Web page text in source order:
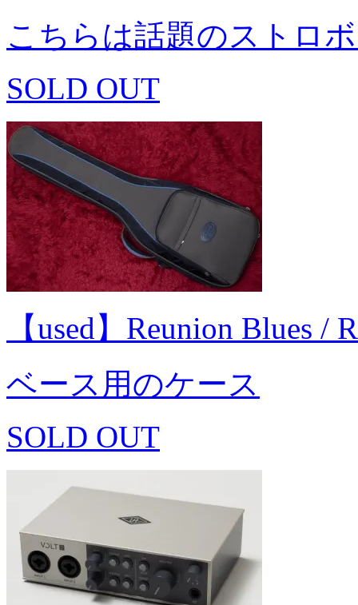
こちらは話題のストロ
SOLD OUT
【used】Reunion Blues /
ベース用のケース
SOLD OUT